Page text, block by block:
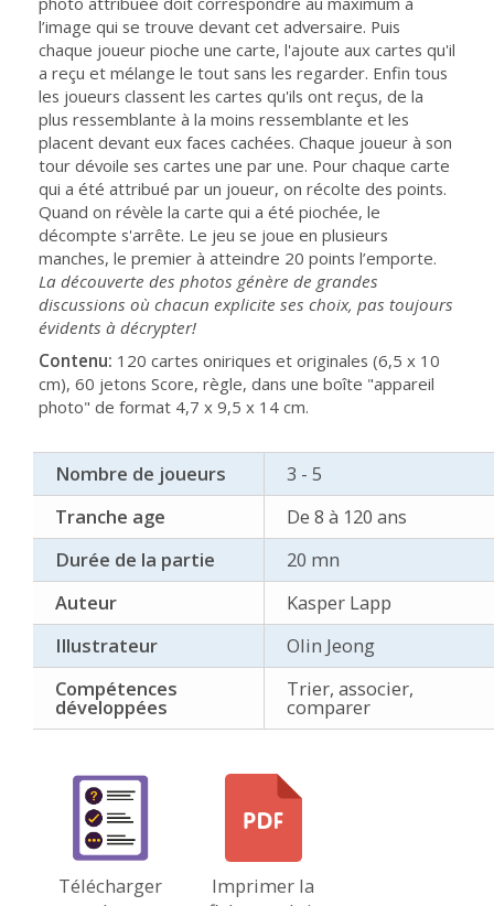
l’image qui se trouve devant cet adversaire. Puis
chaque joueur pioche une carte, l'ajoute aux cartes qu'il
a reçu et mélange le tout sans les regarder. Enfin tous
les joueurs classent les cartes qu'ils ont reçus, de la
plus ressemblante à la moins ressemblante et les
placent devant eux faces cachées. Chaque joueur à son
tour dévoile ses cartes une par une. Pour chaque carte
qui a été attribué par un joueur, on récolte des points.
Quand on révèle la carte qui a été piochée, le
décompte s'arrête. Le jeu se joue en plusieurs
manches, le premier à atteindre 20 points l’emporte.
La découverte des photos génère de grandes
discussions où chacun explicite ses choix, pas toujours
évidents à décrypter!
Contenu: 120 cartes oniriques et originales (6,5 x 10
cm), 60 jetons Score, règle, dans une boîte "appareil
photo" de format 4,7 x 9,5 x 14 cm.
Nombre de joueurs
3 - 5
Tranche age
De 8 à 120 ans
Durée de la partie
20 mn
Auteur
Kasper Lapp
Illustrateur
Olin Jeong
Compétences
développées
Trier, associer,
comparer
Télécharger
Imprimer la